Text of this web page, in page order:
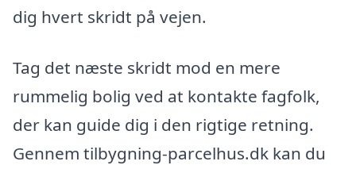
dig hvert skridt på vejen.
Tag det næste skridt mod en mere
rummelig bolig ved at kontakte fagfolk,
der kan guide dig i den rigtige retning.
Gennem tilbygning-parcelhus.dk kan du